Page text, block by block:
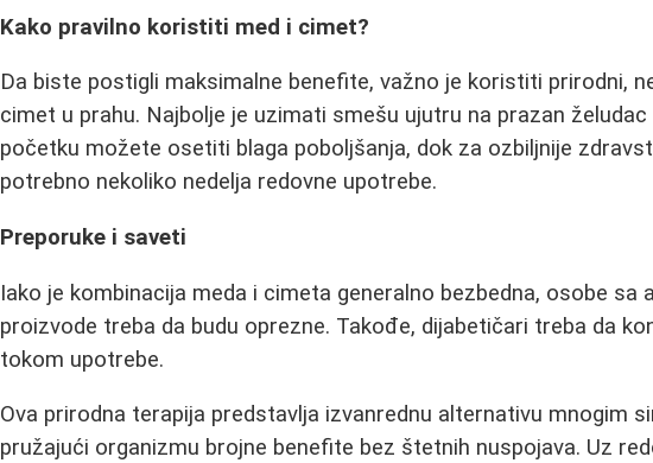
Kako pravilno koristiti med i cimet?
Da biste postigli maksimalne benefite, važno je koristiti prirodni,
cimet u prahu. Najbolje je uzimati smešu ujutru na prazan želudac
početku možete osetiti blaga poboljšanja, dok za ozbiljnije
potrebno nekoliko nedelja redovne upotrebe.
Preporuke i saveti
Iako je kombinacija meda i cimeta generalno bezbedna, osobe sa
proizvode treba da budu oprezne. Takođe, dijabetičari treba da
tokom upotrebe.
Ova prirodna terapija predstavlja izvanrednu alternativu mnogim
pružajući organizmu brojne benefite bez štetnih nuspojava. Uz